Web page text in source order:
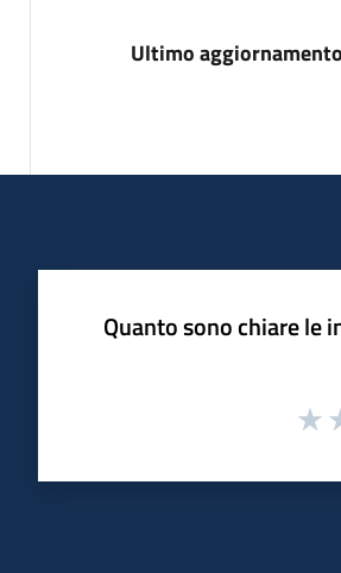
Ultimo aggiornamento
Quanto sono chiare le